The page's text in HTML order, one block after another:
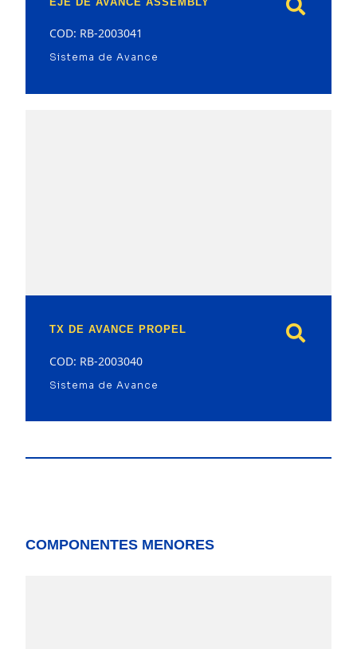
COD: RB-2003041
Sistema de Avance
TX DE AVANCE PROPEL
COD: RB-2003040
Sistema de Avance
COMPONENTES MENORES